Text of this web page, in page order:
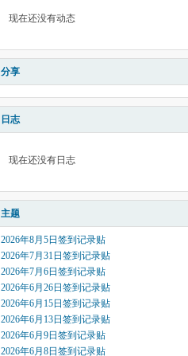
现在还没有动态
分享
日志
现在还没有日志
主题
2026年8月5日签到记录贴
2026年7月31日签到记录贴
2026年7月6日签到记录贴
2026年6月26日签到记录贴
2026年6月15日签到记录贴
2026年6月13日签到记录贴
2026年6月9日签到记录贴
2026年6月8日签到记录贴